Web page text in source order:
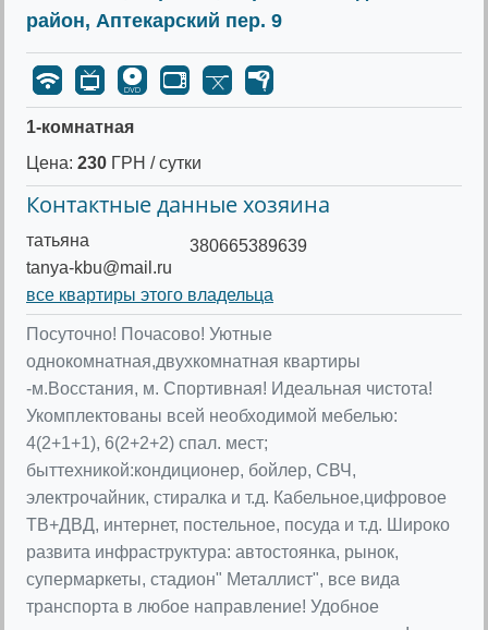
район, Аптекарский пер. 9
1-комнатная
Цена: 230 ГРН / сутки
Контактные данные хозяина
татьяна
tanya-kbu@mail.ru
380665389639
все квартиры этого владельца
Посуточно! Почасово! Уютные
однокомнатная,двухкомнатная квартиры
-м.Восстания, м. Спортивная! Идеальная чистота!
Укомплектованы всей необходимой мебелью:
4(2+1+1), 6(2+2+2) спал. мест;
быттехникой:кондиционер, бойлер, СВЧ,
электрочайник, стиралка и т.д. Кабельное,цифровое
ТВ+ДВД, интернет, постельное, посуда и т.д. Широко
развита инфраструктура: автостоянка, рынок,
супермаркеты, стадион" Металлист", все вида
транспорта в любое направление! Удобное